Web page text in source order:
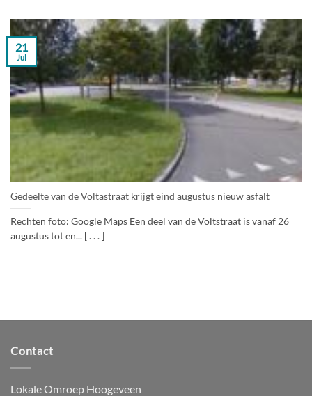
Gedeelte van de Voltastraat krijgt eind augustus nieuw asfalt
Rechten foto: Google Maps Een deel van de Voltstraat is vanaf 26
augustus tot en... [ . . . ]
21
Jul
Contact
Lokale Omroep Hoogeveen